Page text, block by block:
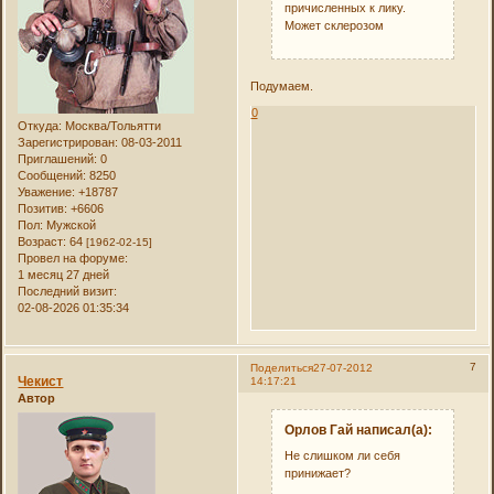
Откуда: Москва/Тольятти
Зарегистрирован: 08-03-2011
Приглашений: 0
Сообщений: 8250
Уважение: +18787
Позитив: +6606
Пол: Мужской
Возраст: 64[1962-02-15]
Провел на форуме:
1 месяц 27 дней
Последний визит:
02-08-2026 01:35:34
причисленных к лику.
Может склерозом
Подумаем.
0
Поделиться 7
27-07-2012
14:17:21
Чекист
Автор
Орлов Гай написал(а):
Не слишком ли себя
принижает?